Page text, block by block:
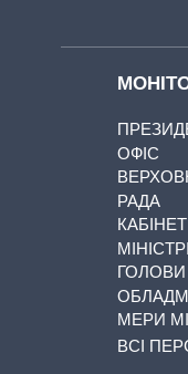
ОФІС
РАДА
КАБІНЕТ
ГОЛОВИ
МЕРИ
ВСІ